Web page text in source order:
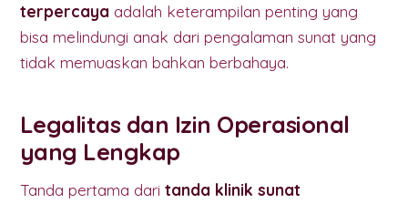
terpercaya adalah keterampilan penting yang
bisa melindungi anak dari pengalaman sunat yang
tidak memuaskan bahkan berbahaya.
Legalitas dan Izin Operasional
yang Lengkap
Tanda pertama dari tanda klinik sunat